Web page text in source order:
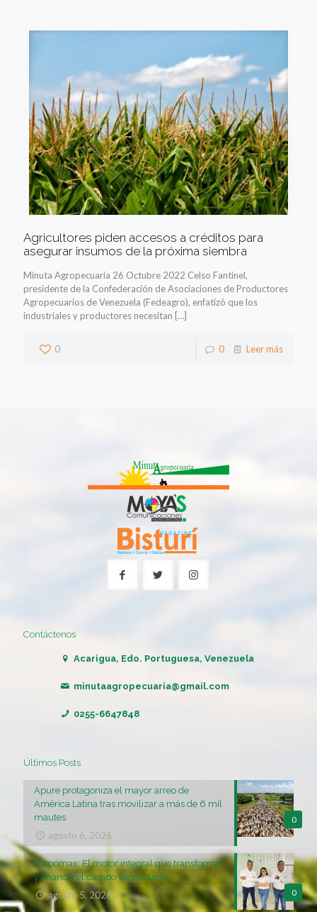
Agricultores piden accesos a créditos para
asegurar insumos de la próxima siembra
Minuta Agropecuaria 26 Octubre 2022 Celso Fantinel,
presidente de la Confederación de Asociaciones de Productores
Agropecuarios de Venezuela (Fedeagro), enfatizó que los
industriales y productores necesitan […]
0 0 Leer más
Contáctenos
Acarigua, Edo. Portuguesa, Venezuela
minutaagropecuaria@gmail.com
0255-6647848
Últimos Posts
0
Apure protagoniza el mayor arreo de
América Latina tras movilizar a más de 6 mil
mautes
agosto 6, 2026
0
Corpomax: El motor integral que transforma
y financia el campo venezolano
agosto 5, 2026